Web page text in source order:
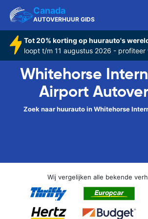
Canada
AUTOVERHUUR GIDS
Tot 20% korting op huurauto's
loopt t/m 11 augustus 2026 - profiteer
Whitehorse
Airport
Zoek naar huurauto in Whitehorse
Wij vergelijken alle bekende